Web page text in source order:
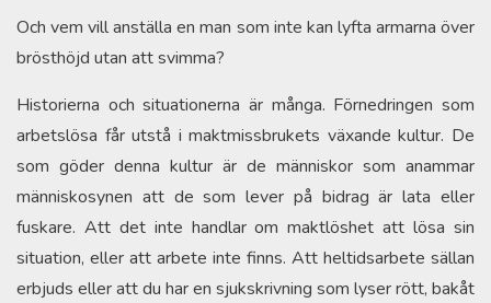
Och vem vill anställa en man som inte kan lyfta armarna över
brösthöjd utan att svimma?
Historierna och situationerna är många. Förnedringen som
arbetslösa får utstå i maktmissbrukets växande kultur. De
som göder denna kultur är de människor som anammar
människosynen att de som lever på bidrag är lata eller
fuskare. Att det inte handlar om maktlöshet att lösa sin
situation, eller att arbete inte finns. Att heltidsarbete sällan
erbjuds eller att du har en sjukskrivning som lyser rött, bakåt